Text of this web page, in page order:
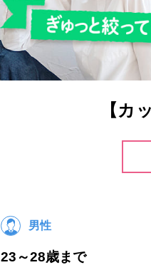
【カ
男性
23～28歳まで